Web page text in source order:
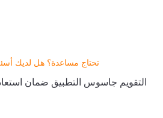
تحتاج مساعدة؟ هل لديك
التقويم جاسوس التطبيق ضمان استعادة